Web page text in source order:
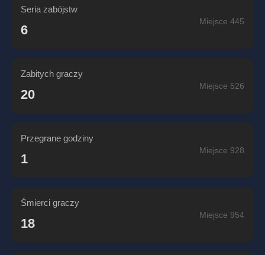
Seria zabójstw
6
Miejsce 445
Zabitych graczy
20
Miejsce 526
Przegrane godziny
1
Miejsce 928
Śmierci graczy
18
Miejsce 954